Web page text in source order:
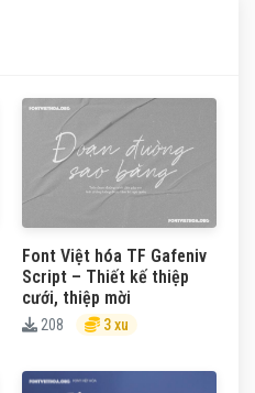
Font Việt hóa TF Gafeniv
Script – Thiết kế thiệp
cưới, thiệp mời
208 3 xu